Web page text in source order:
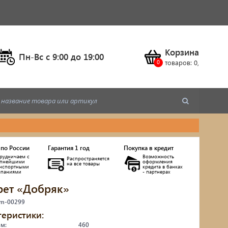
Пн-Вс c 9:00 до 19:00 Корзина
товаров: 0,
России
с
Гарантия 1 год
Распространяется
на все товары
Покупка в кредит
Возможность
оформления
кредита в банках
- партнерах
«Добряк»
00299
460